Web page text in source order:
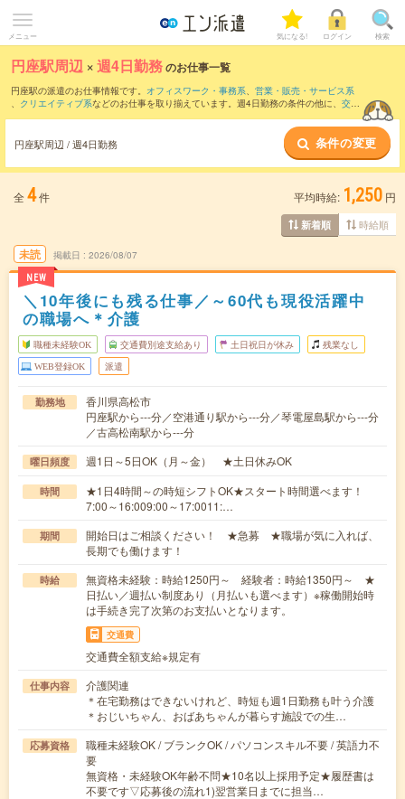
メニュー 気になる! ログイン 検索
円座駅周辺 ×週4日勤務のお仕事一覧
円座駅の派遣のお仕事情報です。 オフィスワーク・事務系、 営業・販売・サービス系
、 クリエイティブ系などのお仕事を取り揃えています。週4日勤務の条件の他に、 交通
円座駅周辺 / 週4日勤務 条件の変更
全 4件 平均時給: 1,250 円
新着順 時給順
未読
NEW
掲載日 2026/08/07
＼10年後にも残る仕事／～60代も現役活躍中
の職場へ＊介護
職種未経験OK 交通費別途支給あり 土日祝日が休み 残業なし
WEB登録OK 派遣
勤務地
香川県高松市
円座駅から---分／空港通り駅から---分／琴電屋島駅から---分
／古高松南駅から---分
曜日頻度 週1日～5日OK（月～金） ★土日休みOK
時間
★1日4時間～の時短シフトOK★スタート時間選べます！
7:00～16:009:00～17:0011:…
期間
開始日はご相談ください！ ★急募 ★職場が気に入れば、
長期でも働けます！
時給
無資格未経験：時給1250円～ 経験者：時給1350円～ ★
日払い／週払い制度あり（月払いも選べます）※稼働開始時
は手続き完了次第のお支払いとなります。
交通費
交通費全額支給※規定有
仕事内容
介護関連
＊在宅勤務はできないけれど、時短も週1日勤務も叶う介護
＊おじいちゃん、おばあちゃんが暮らす施設での生…
応募資格
職種未経験OK / ブランクOK / パソコンスキル不要 / 英語力不
要
無資格・未経験OK年齢不問★10名以上採用予定★履歴書は
不要です▽応募後の流れ1)翌営業日までに担当…